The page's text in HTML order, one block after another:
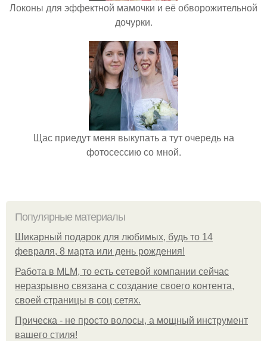
Локоны для эффектной мамочки и её обворожительной
дочурки.
Щас приедут меня выкупать а тут очередь на
фотосессию со мной.
Популярные материалы
Шикарный подарок для любимых, будь то 14
февраля, 8 марта или день рождения!
Работа в MLM, то есть сетевой компании сейчас
неразрывно связана с создание своего контента,
своей страницы в соц сетях.
Прическа - не просто волосы, а мощный инструмент
вашего стиля!